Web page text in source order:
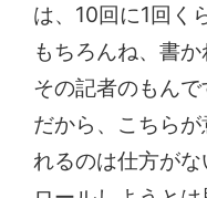
は、10回に1回く
もちろんね、書か
その記者のもんで
だから、こちら
れるのは仕方が